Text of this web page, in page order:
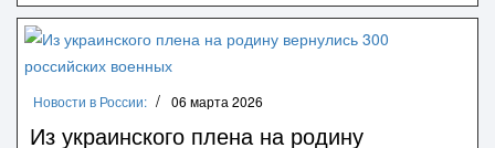
Новости в России: 06 марта 2026
Из украинского плена на родину